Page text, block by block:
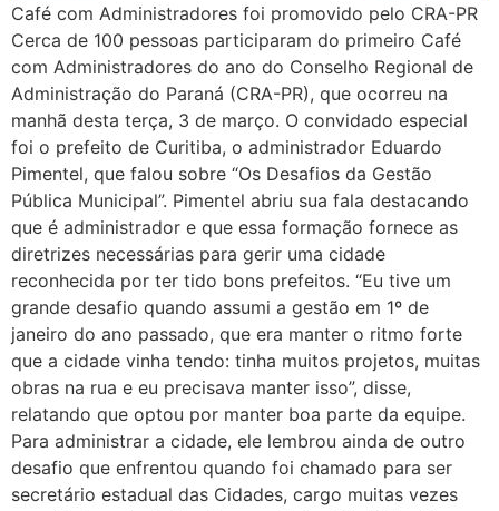
Café com Administradores foi promovido pelo CRA-PR
Cerca de 100 pessoas participaram do primeiro Café
com Administradores do ano do Conselho Regional de
Administração do Paraná (CRA-PR), que ocorreu na
manhã desta terça, 3 de março. O convidado especial
foi o prefeito de Curitiba, o administrador Eduardo
Pimentel, que falou sobre “Os Desafios da Gestão
Pública Municipal”. Pimentel abriu sua fala destacando
que é administrador e que essa formação fornece as
diretrizes necessárias para gerir uma cidade
reconhecida por ter tido bons prefeitos. “Eu tive um
grande desafio quando assumi a gestão em 1º de
janeiro do ano passado, que era manter o ritmo forte
que a cidade vinha tendo: tinha muitos projetos, muitas
obras na rua e eu precisava manter isso”, disse,
relatando que optou por manter boa parte da equipe.
Para administrar a cidade, ele lembrou ainda de outro
desafio que enfrentou quando foi chamado para ser
secretário estadual das Cidades, cargo muitas vezes